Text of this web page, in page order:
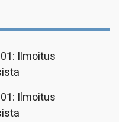
Ilmoitus
Ilmoitus